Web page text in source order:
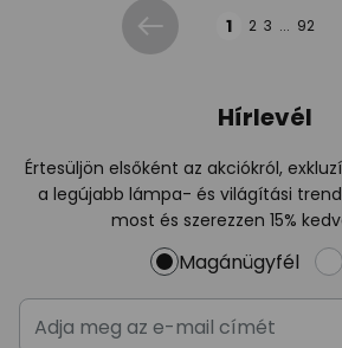
Előző 1 2 3 ... 92
Hírlevél
Értesüljön elsőként az akciókról,
a legújabb lámpa- és világítási
most és szerezzen 15%
Magánügyfél